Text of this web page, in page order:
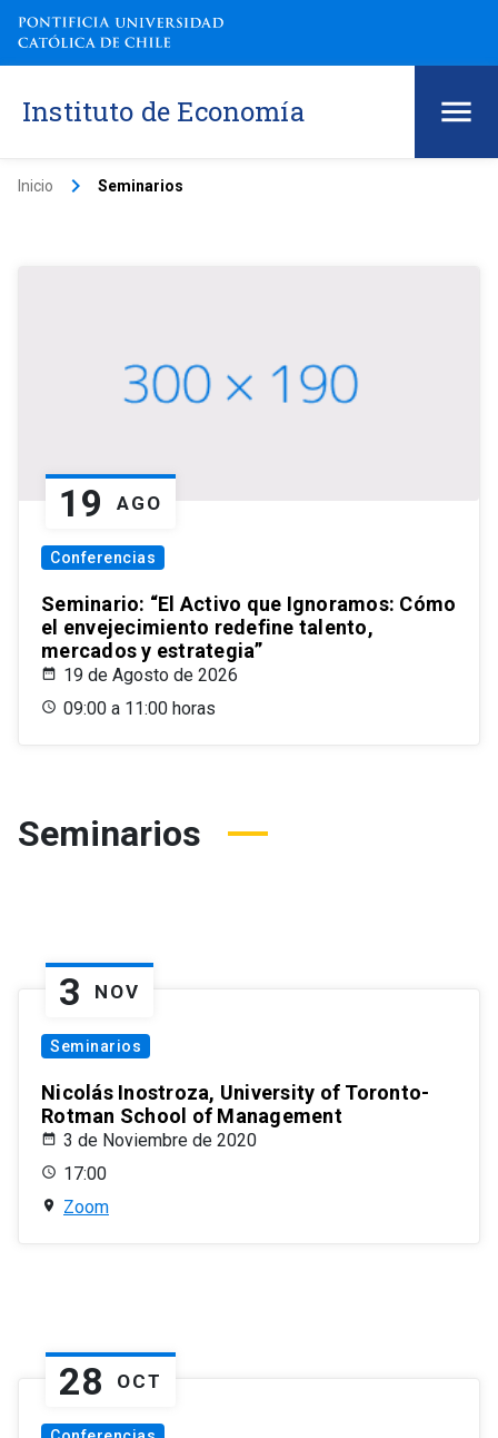
Instituto de Economía
Inicio keyboard_arrow_right Seminarios
19 AGO
Conferencias
Seminario: “El Activo que Ignoramos: Cómo
el envejecimiento redefine talento,
mercados y estrategia”
19 de Agosto de 2026
09:00 a 11:00 horas
Seminarios
3 NOV
Seminarios
Nicolás Inostroza, University of Toronto-
Rotman School of Management
3 de Noviembre de 2020
17:00
Zoom
28 OCT